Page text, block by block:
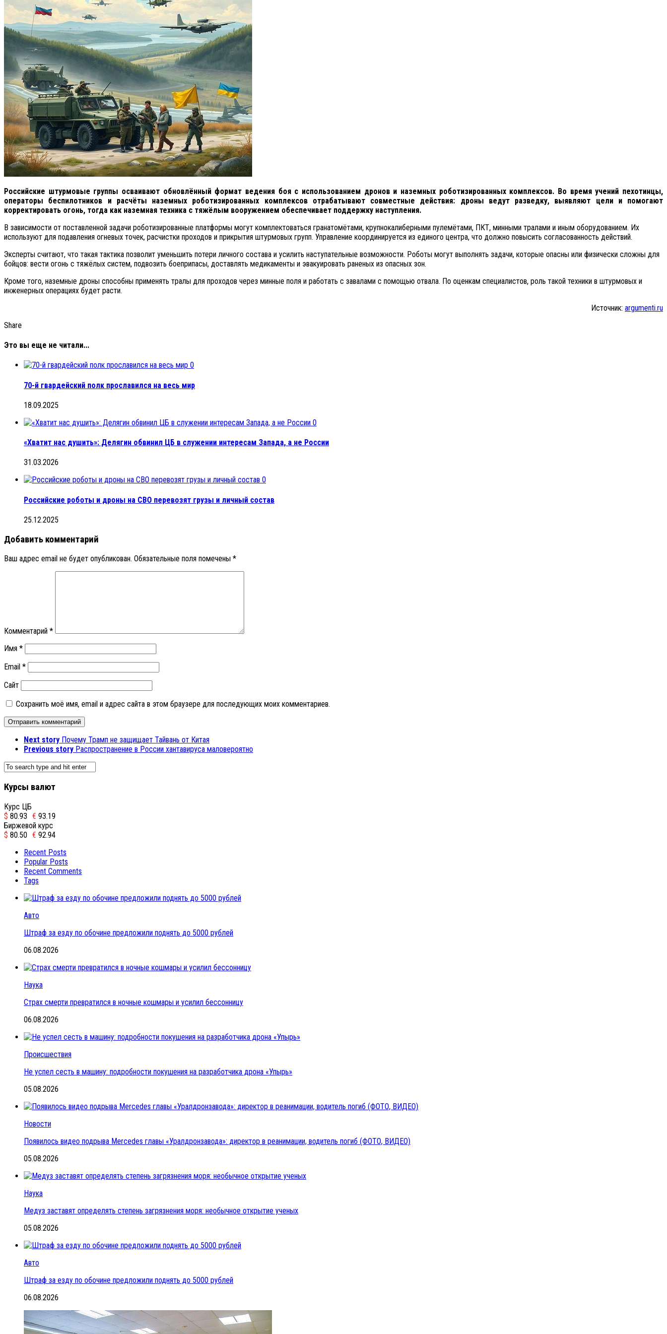
Российские штурмовые группы осваивают обновлённый формат ведения боя с использованием дронов и наземных роботизированных комплексов. Во время учений пехотинцы,
операторы беспилотников и расчёты наземных роботизированных комплексов отрабатывают совместные действия: дроны ведут разведку, выявляют цели и помогают
корректировать огонь, тогда как наземная техника с тяжёлым вооружением обеспечивает поддержку наступления.
В зависимости от поставленной задачи роботизированные платформы могут комплектоваться гранатомётами, крупнокалиберными пулемётами, ПКТ, минными тралами и иным оборудованием. Их
используют для подавления огневых точек, расчистки проходов и прикрытия штурмовых групп. Управление координируется из единого центра, что должно повысить согласованность действий.
Эксперты считают, что такая тактика позволит уменьшить потери личного состава и усилить наступательные возможности. Роботы могут выполнять задачи, которые опасны или физически сложны для
бойцов: вести огонь с тяжёлых систем, подвозить боеприпасы, доставлять медикаменты и эвакуировать раненых из опасных зон.
Кроме того, наземные дроны способны применять тралы для проходов через минные поля и работать с завалами с помощью отвала. По оценкам специалистов, роль такой техники в штурмовых и
инженерных операциях будет расти.
Источник: argumenti.ru
Share
Это вы еще не читали...
0
70-й гвардейский полк прославился на весь мир
18.09.2025
0
«Хватит нас душить»: Делягин обвинил ЦБ в служении интересам Запада, а не России
31.03.2026
0
Российские роботы и дроны на СВО перевозят грузы и личный состав
25.12.2025
Добавить комментарий
Ваш адрес email не будет опубликован. Обязательные поля помечены *
Комментарий *
Имя *
Email *
Сайт
Сохранить моё имя, email и адрес сайта в этом браузере для последующих моих комментариев.
Next story Почему Трамп не защищает Тайвань от Китая
Previous story Распространение в России хантавируса маловероятно
Курсы валют
Курс ЦБ
$ 80.93 € 93.19
Биржевой курс
$ 80.50 € 92.94
Recent Posts
Popular Posts
Recent Comments
Tags
Авто
Штраф за езду по обочине предложили поднять до 5000 рублей
06.08.2026
Наука
Страх смерти превратился в ночные кошмары и усилил бессонницу
06.08.2026
Происшествия
Не успел сесть в машину: подробности покушения на разработчика дрона «Упырь»
05.08.2026
Новости
Появилось видео подрыва Mercedes главы «Уралдронзавода»: директор в реанимации, водитель погиб (ФОТО, ВИДЕО)
05.08.2026
Наука
Медуз заставят определять степень загрязнения моря: необычное открытие ученых
05.08.2026
Авто
Штраф за езду по обочине предложили поднять до 5000 рублей
06.08.2026